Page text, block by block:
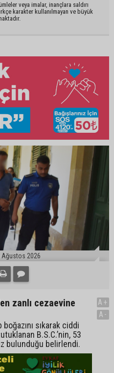
veya imalar, inançlara saldırı
karakter kullanılmayan ve büyük
Ağustos 2026
zanlı cezaevine
sıkarak ciddi
B.S.C.’nin, 53
bulunduğu belirlendi.
A+
A-